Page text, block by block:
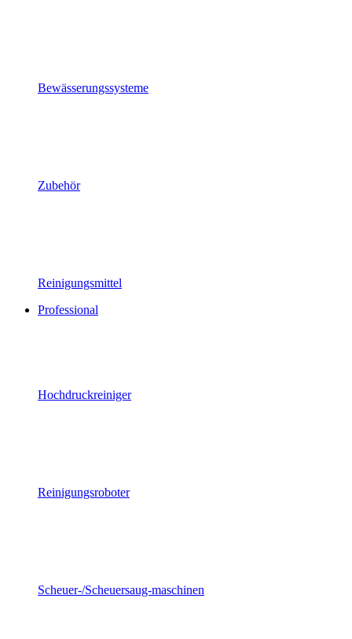
Bewässerungssysteme
Zubehör
Reinigungsmittel
Professional
Hochdruckreiniger
Reinigungsroboter
Scheuer-/Scheuersaug-maschinen